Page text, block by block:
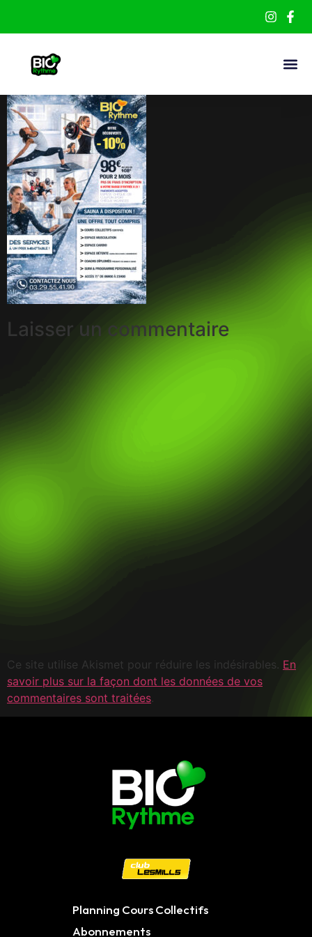
Laisser un commentaire
Ce site utilise Akismet pour réduire les indésirables. En
savoir plus sur la façon dont les données de vos
commentaires sont traitées.
Planning Cours Collectifs
Abonnements